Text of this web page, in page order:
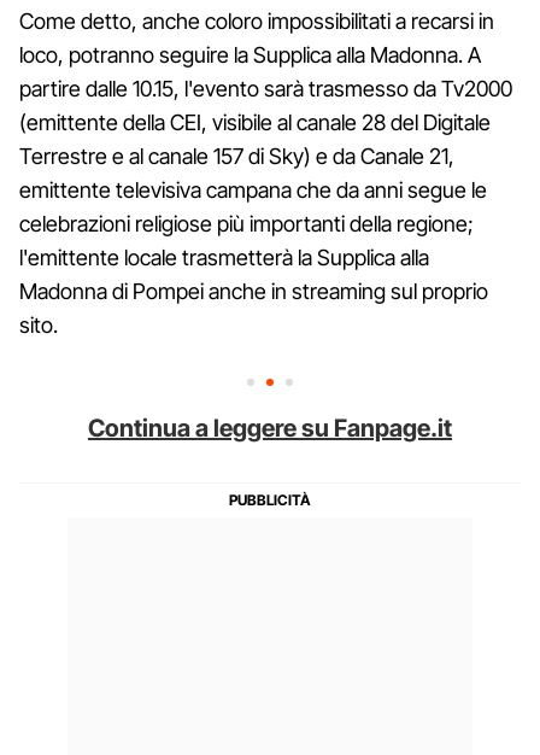
Come detto, anche coloro impossibilitati a recarsi in
loco, potranno seguire la Supplica alla Madonna. A
partire dalle 10.15, l'evento sarà trasmesso da Tv2000
(emittente della CEI, visibile al canale 28 del Digitale
Terrestre e al canale 157 di Sky) e da Canale 21,
emittente televisiva campana che da anni segue le
celebrazioni religiose più importanti della regione;
l'emittente locale trasmetterà la Supplica alla
Madonna di Pompei anche in streaming sul proprio
sito.
Continua a leggere su Fanpage.it